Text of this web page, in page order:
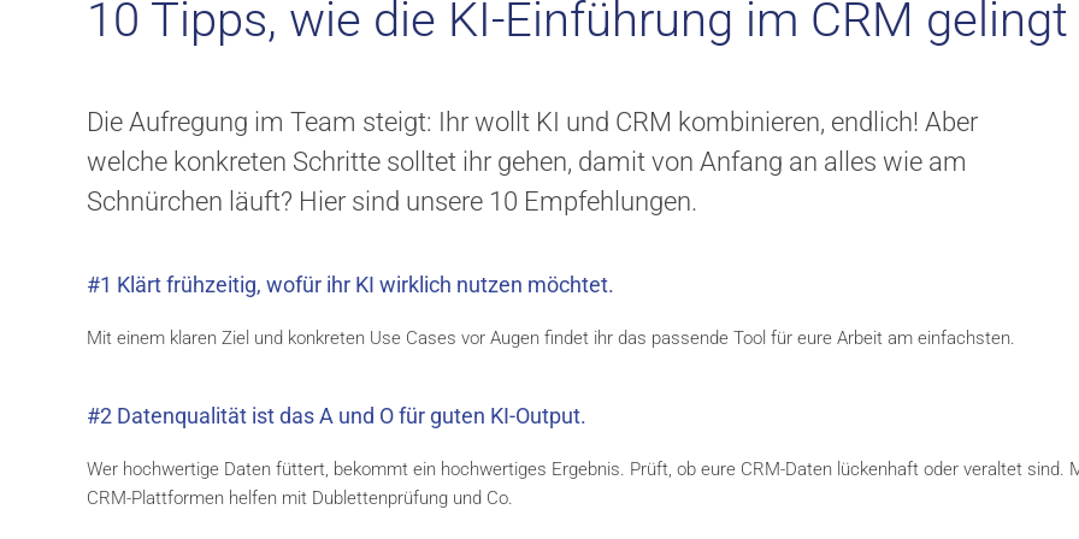
10 Tipps, wie die KI-Einführung im CRM gelingt
Die Aufregung im Team steigt: Ihr wollt KI und CRM kombinieren, endlich! Aber
welche konkreten Schritte solltet ihr gehen, damit von Anfang an alles wie am
Schnürchen läuft? Hier sind unsere 10 Empfehlungen.
#1 Klärt frühzeitig, wofür ihr KI wirklich nutzen möchtet.
Mit einem klaren Ziel und konkreten Use Cases vor Augen findet ihr das passende Tool für eure Arbeit am einfachsten.
#2 Datenqualität ist das A und O für guten KI-Output.
Wer hochwertige Daten füttert, bekommt ein hochwertiges Ergebnis. Prüft, ob eure CRM-Daten lückenhaft oder veraltet sind.
CRM-Plattformen helfen mit Dublettenprüfung und Co.